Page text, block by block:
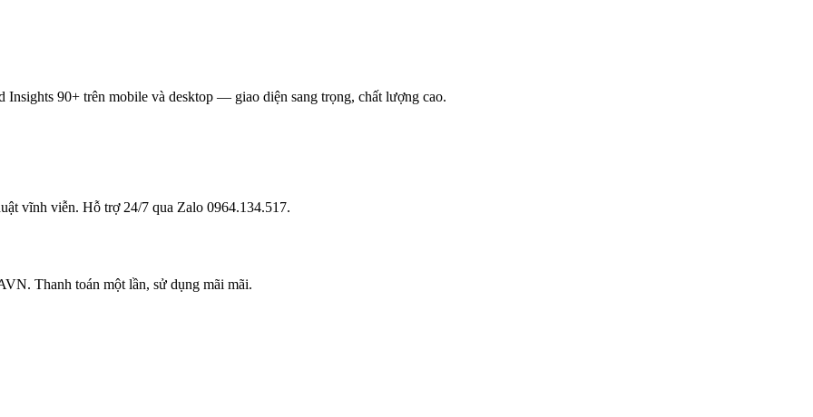
90+ trên mobile và desktop — giao diện sang trọng, chất lượng cao.
vĩnh viễn. Hỗ trợ 24/7 qua Zalo 0964.134.517.
Thanh toán một lần, sử dụng mãi mãi.